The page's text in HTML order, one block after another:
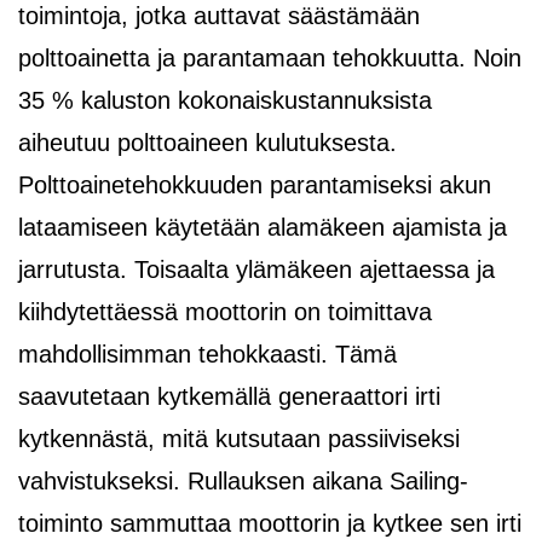
toimintoja, jotka auttavat säästämään
polttoainetta ja parantamaan tehokkuutta. Noin
35 % kaluston kokonaiskustannuksista
aiheutuu polttoaineen kulutuksesta.
Polttoainetehokkuuden parantamiseksi akun
lataamiseen käytetään alamäkeen ajamista ja
jarrutusta. Toisaalta ylämäkeen ajettaessa ja
kiihdytettäessä moottorin on toimittava
mahdollisimman tehokkaasti. Tämä
saavutetaan kytkemällä generaattori irti
kytkennästä, mitä kutsutaan passiiviseksi
vahvistukseksi. Rullauksen aikana Sailing-
toiminto sammuttaa moottorin ja kytkee sen irti